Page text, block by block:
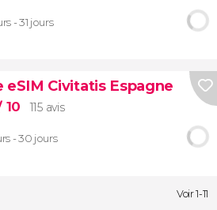
- 31 jours
eSIM Civitatis Espagne
10 115 avis
- 30 jours
Voir 1-11